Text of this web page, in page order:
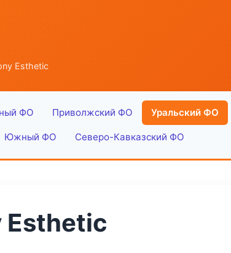
Esthetic
ФО Приволжский ФО Уральский ФО
Южный ФО Северо-Кавказский ФО
Esthetic